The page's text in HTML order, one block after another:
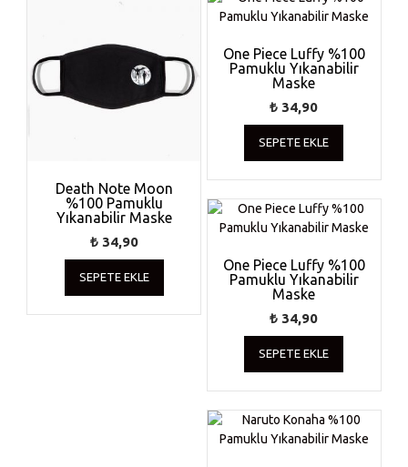
Death Note Moon
%100 Pamuklu
Yıkanabilir Maske
₺34,90
SEPETE EKLE
One Piece Luffy %100
Pamuklu Yıkanabilir
Maske
₺ 34,90
SEPETE EKLE
One Piece Luffy %100
Pamuklu Yıkanabilir
Maske
₺ 34,90
SEPETE EKLE